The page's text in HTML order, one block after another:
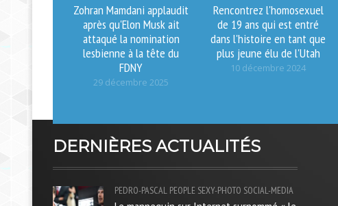
Zohran Mamdani applaudit
après qu'Elon Musk ait
attaqué la nomination
lesbienne à la tête du
FDNY
29 décembre 2025
Rencontrez l'homosexuel
de 19 ans qui est entré
dans l'histoire en tant que
plus jeune élu de l'Utah
10 décembre 2024
DERNIÈRES ACTUALITÉS
PEDRO-PASCAL PEOPLE SEXY-PHOTO SOCIAL-MEDIA